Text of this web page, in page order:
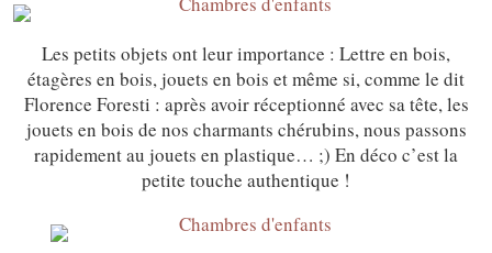
Les petits objets ont leur importance : Lettre en bois,
étagères en bois, jouets en bois et même si, comme le dit
Florence Foresti : après avoir réceptionné avec sa tête, les
jouets en bois de nos charmants chérubins, nous passons
rapidement au jouets en plastique… ;) En déco c’est la
petite touche authentique !